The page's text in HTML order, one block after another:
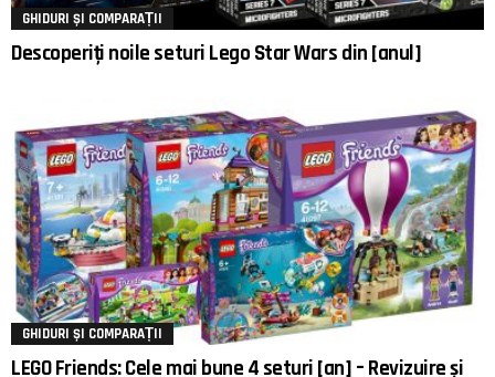
GHIDURI ȘI COMPARAȚII
Descoperiți noile seturi Lego Star Wars din [anul]
GHIDURI ȘI COMPARAȚII
LEGO Friends: Cele mai bune 4 seturi [an] – Revizuire și